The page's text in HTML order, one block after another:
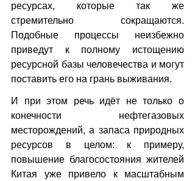
ресурсах, которые так же
стремительно сокращаются.
Подобные процессы неизбежно
приведут к полному истощению
ресурсной базы человечества и могут
поставить его на грань выживания.
И при этом речь идёт не только о
конечности нефтегазовых
месторождений, а запаса природных
ресурсов в целом: к примеру,
повышение благосостояния жителей
Китая уже привело к масштабным